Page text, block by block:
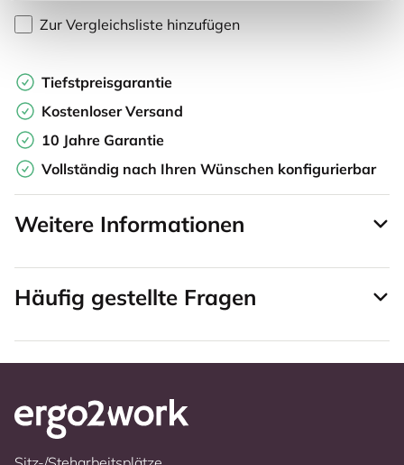
Zur Vergleichsliste hinzufügen
Tiefstpreisgarantie
Kostenloser Versand
10 Jahre Garantie
Vollständig nach Ihren Wünschen konfigurierbar
Weitere Informationen
Häufig gestellte Fragen